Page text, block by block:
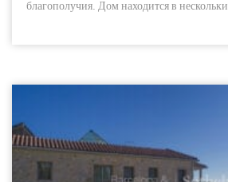
благополучия. Дом находится в